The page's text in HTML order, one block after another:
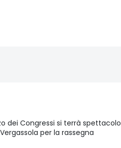
dei Congressi si terrà spettacolo
per la rassegna